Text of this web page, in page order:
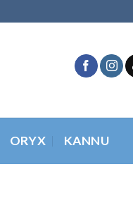
ORYX KANNU